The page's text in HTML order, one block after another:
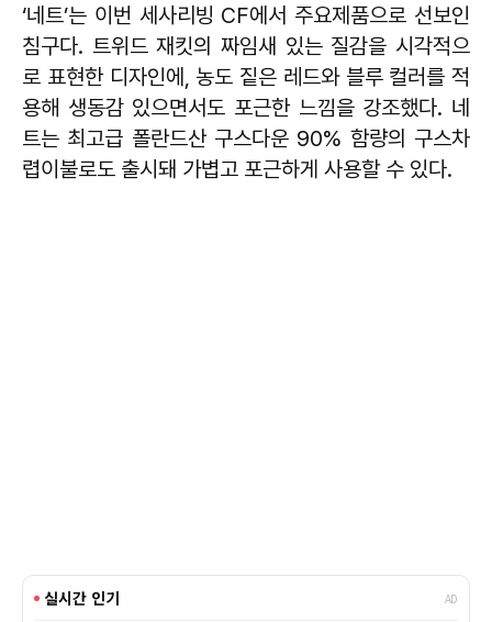
‘네트’는 이번 세사리빙 CF에서 주요제품으로 선보인
침구다. 트위드 재킷의 짜임새 있는 질감을 시각적으
로 표현한 디자인에, 농도 짙은 레드와 블루 컬러를 적
용해 생동감 있으면서도 포근한 느낌을 강조했다. 네
트는 최고급 폴란드산 구스다운 90% 함량의 구스차
렵이불로도 출시돼 가볍고 포근하게 사용할 수 있다.